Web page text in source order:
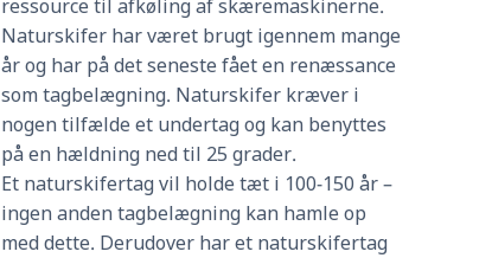
ressource til afkøling af skæremaskinerne.
Naturskifer har været brugt igennem mange
år og har på det seneste fået en renæssance
som tagbelægning. Naturskifer kræver i
nogen tilfælde et undertag og kan benyttes
på en hældning ned til 25 grader.
Et naturskifertag vil holde tæt i 100-150 år –
ingen anden tagbelægning kan hamle op
med dette. Derudover har et naturskifertag